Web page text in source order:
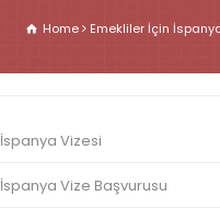
Home Emekliler İçin
İspanya Vizesi
İspanya Vize Başvurusu